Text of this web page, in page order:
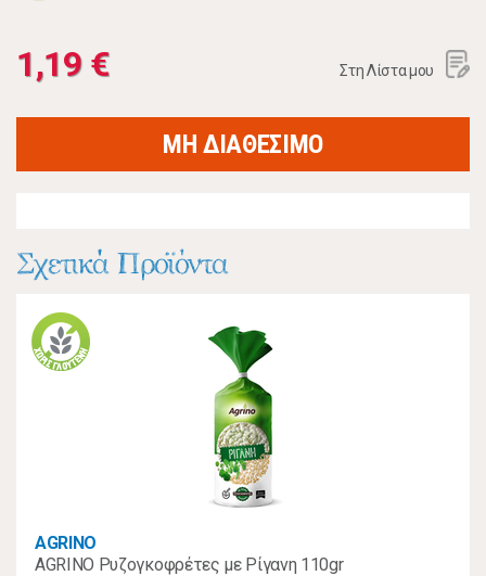
1,19 € Στη Λίστα μου
ΜΗ ΔΙΑΘΕΣΙΜΟ
Σχετικά Προϊόντα
AGRINO
AGRINO Ρυζογκοφρέτες με Ρίγανη 110gr